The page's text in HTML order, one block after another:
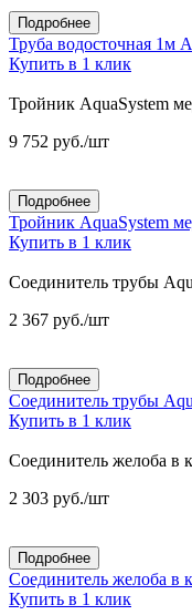
Подробнее
Труба водосточная 1м
Купить в 1 клик
Тройник AquaSystem
9 752 руб./шт
Подробнее
Тройник AquaSystem
Купить в 1 клик
Соединитель трубы
2 367 руб./шт
Подробнее
Соединитель трубы
Купить в 1 клик
Соединитель желоба в
2 303 руб./шт
Подробнее
Соединитель желоба в
Купить в 1 клик